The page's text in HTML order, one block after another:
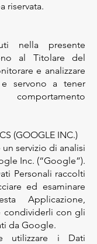
riservata.
nella presente
al Titolare del
e analizzare
servono a tener
(GOOGLE INC.)
servizio di analisi
Inc. (“Google”).
Personali raccolti
ed esaminare
Applicazione,
condividerli con gli
da Google.
utilizzare i Dati